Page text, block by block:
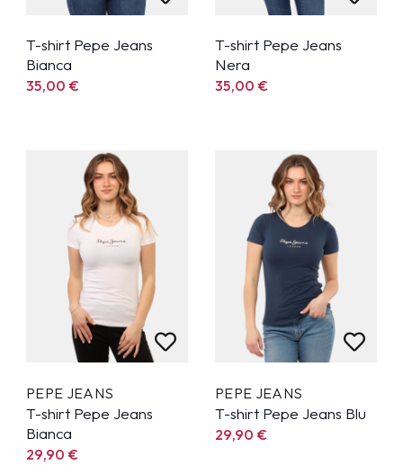
T-shirt Pepe Jeans
Bianca
35,00€
T-shirt Pepe Jeans
Nera
35,00€
PEPE JEANS
T-shirt Pepe Jeans
Bianca
29,90€
PEPE JEANS
T-shirt Pepe Jeans Blu
29,90€